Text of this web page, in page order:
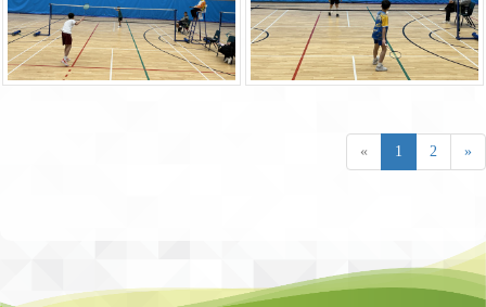
« 1 2 »